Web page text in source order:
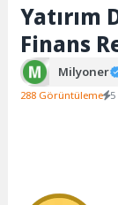
Yatırım
Finans
Milyoner
288 Görüntüleme 5